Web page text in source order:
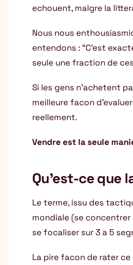
echouent, malgre la
Nous nous
entendons : “C’est
seule une fraction de
Si les gens n’achetent
meilleure facon
reellement.
Vendre est la seule
Qu’est-ce que
Le terme, issu des
mondiale (se
se focaliser sur 3 a 5
La pire facon de rater